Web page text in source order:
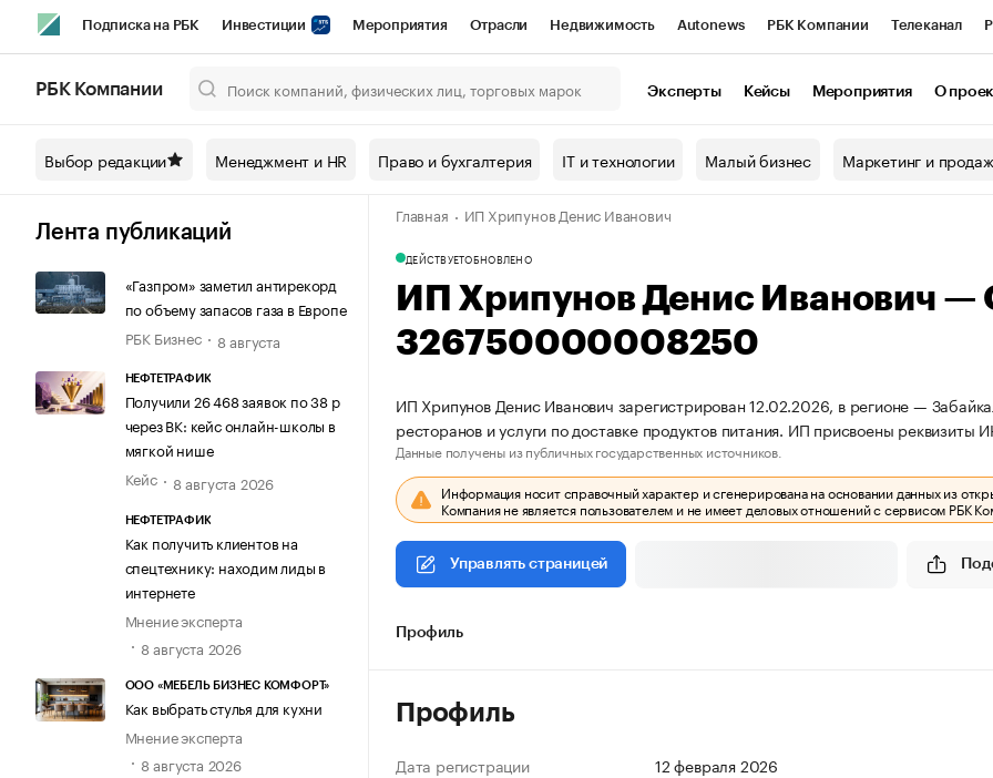
Подписка на РБК Инвестиции Мероприятия Отрасли Недвижимость Autonews РБК Компании Телеканал
Спецпроекты СПб Конференции СПб Спецпроекты Проверка контрагентов
Технологии и медиа Рынок наличной валюты
РБК Компании Эксперты Кейсы Мероприятия О
Выбор редакции Менеджмент и HR Право и бухгалтерия IT и технологии Малый бизнес Маркетинг и
Лента публикаций
«Газпром» заметил антирекорд
по объему запасов газа в Европе
РБК Бизнес
8 августа
НЕФТЕТРАФИК
Получили 26 468 заявок по 38 р
через ВК: кейс онлайн-школы в
мягкой нише
Кейс
8 августа 2026
НЕФТЕТРАФИК
Как получить клиентов на
спецтехнику: находим лиды в
интернете
Мнение эксперта
8 августа 2026
ООО «МЕБЕЛЬ БИЗНЕС КОМФОРТ»
Как выбрать стулья для кухни
Мнение эксперта
8 августа 2026
Главная ИП Хрипунов Денис Иванович
ДЕЙСТВУЕТОБНОВЛЕНО
ИП Хрипунов Денис Иванович
326750000008250
ИП Хрипунов Денис Иванович зарегистрирован 12.02.2026, в регионе —
ресторанов и услуги по доставке продуктов питания. ИП присвоены
Данные получены из публичных государственных источников.
Информация носит справочный характер и сгенерирована на основании данных из
Компания не является пользователем и не имеет деловых отношений с сервисом РБК
Управлять страницей
Профиль
Профиль
Дата регистрации
12 февраля 2026